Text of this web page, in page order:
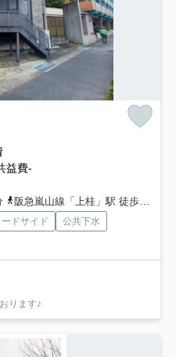
益費-
阪急嵐山線「上桂」駅 徒歩29分
ードサイド
公共下水
ります♪